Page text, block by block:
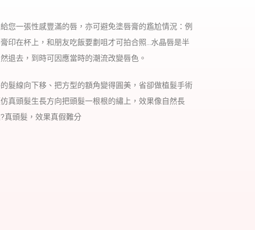
您一張性感豐滿的唇，亦可避免塗唇膏的尷尬情況：例
印在杯上，和朋友吃飯要劃咀才可拍合照…水晶唇是半
退去，到時可因應當時的潮流改變唇色。
髮線向下移、把方型的額角變得圓美，省卻做植髮手術
真頭髮生長方向把頭髮一根根的繡上，效果像自然長
真頭髮，效果真假難分